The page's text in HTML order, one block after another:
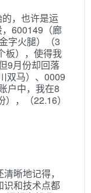
，也许是运
600149（廊
字火腿）（3
板），使得我
9月份却回落
双马）、0009
户中，我在8
，（22.16）
晰地记得，
识和技术点都